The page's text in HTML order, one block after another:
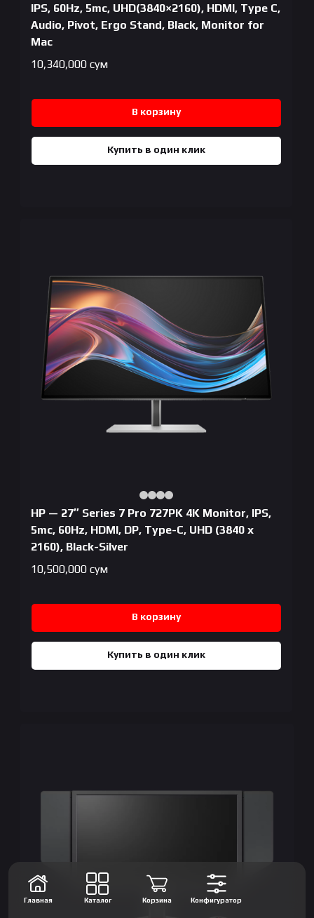
IPS, 60Hz, 5mc, UHD(3840×2160), HDMI, Type C,
Audio, Pivot, Ergo Stand, Black, Monitor for
Mac
10,340,000 сум
В корзину
Купить в один клик
HP — 27″ Series 7 Pro 727PK 4K Monitor, IPS,
5mc, 60Hz, HDMI, DP, Type-C, UHD (3840 x
2160), Black-Silver
10,500,000 сум
В корзину
Купить в один клик
Главная Каталог Корзина Конфигуратор